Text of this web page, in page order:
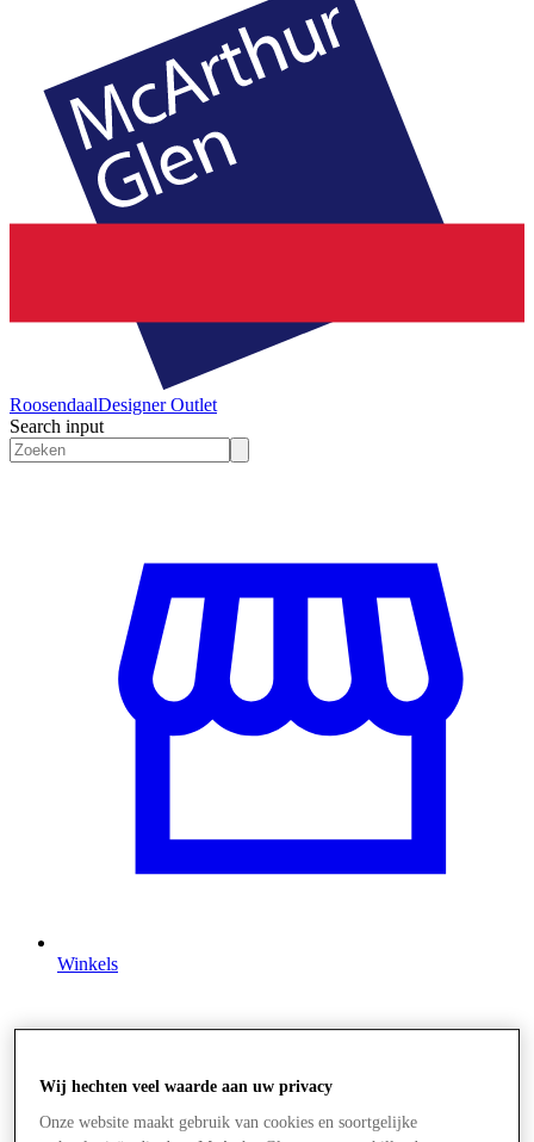
RoosendaalDesigner Outlet
Search input
Winkels
Wij hechten veel waarde aan uw privacy
Onze website maakt gebruik van cookies en soortgelijke